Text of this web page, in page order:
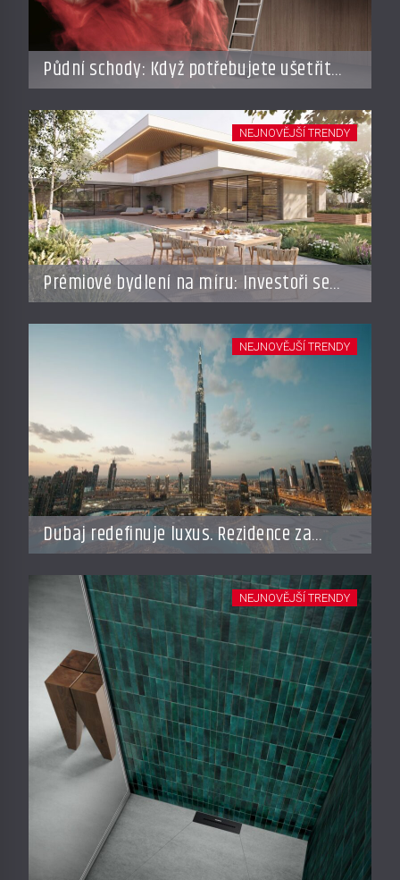
Půdní schody: Když potřebujete ušetřit
místo, ale nechcete dělat kompromisy
Prémiové bydlení na míru: Investoři se
vracejí do Česka, roste zájem o top
adresy i byty a domy za stovky milionů
NEJNOVĚJŠÍ TRENDY
Dubaj redefinuje luxus. Rezidence za
miliardy dnes připomínají soukromé
resorty budoucnosti
NEJNOVĚJŠÍ TRENDY
NEJNOVĚJŠÍ TRENDY